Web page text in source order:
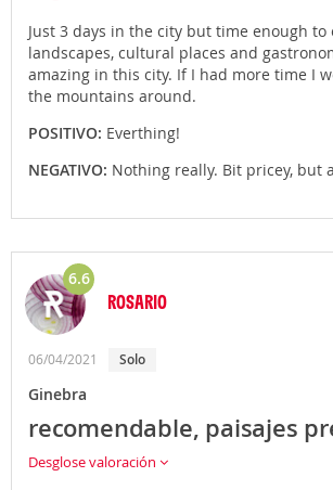
Just 3 days in the city but time enough
landscapes, cultural places and
amazing in this city. If I had more time I
the mountains around.
POSITIVO: Everthing!
NEGATIVO: Nothing really. Bit pricey, but
6.6
ROSARIO
06/04/2021 Solo
Ginebra
recomendable, paisajes
Desglose valoración